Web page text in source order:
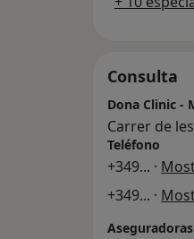
Consulta
Dona Clinic -
Carrer de
Teléfono
+349... ·
+349... ·
Aseguradoras